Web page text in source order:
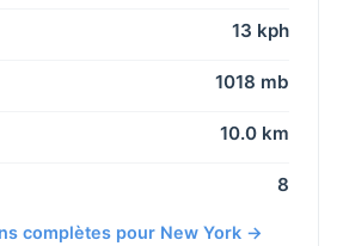
13 kph
1018 mb
10.0 km
8
complètes pour New York →